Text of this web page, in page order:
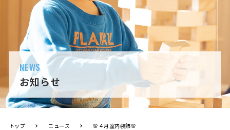
NEWS
お知らせ
トップ ニュース 🌸４月室内装飾🌸